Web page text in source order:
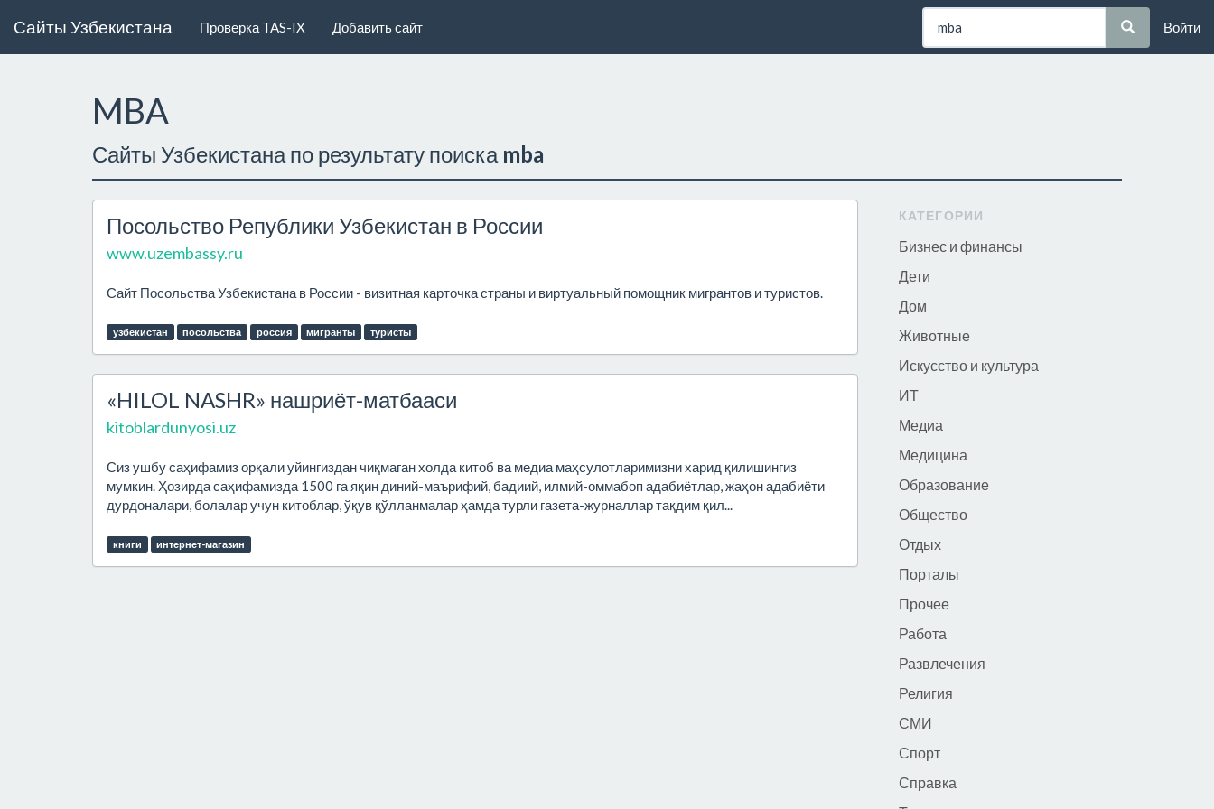
Сайты Узбекистана Проверка TAS-IX Добавить сайт Войти
MBA
Сайты Узбекистана по результату поиска mba
Посольство Републики Узбекистан в России
www.uzembassy.ru
Сайт Посольства Узбекистана в России - визитная карточка страны и виртуальный помощник мигрантов и туристов.
узбекистан посольства россия мигранты туристы
«HILOL NASHR» нашриёт-матбааси
kitoblardunyosi.uz
Сиз ушбу саҳифамиз орқали уйингиздан чиқмаган холда китоб ва медиа маҳсулотларимизни харид қилишингиз
мумкин. Ҳозирда саҳифамизда 1500 га яқин диний-маърифий, бадиий, илмий-оммабоп адабиётлар, жаҳон адабиёти
дурдоналари, болалар учун китоблар, ўқув қўлланмалар ҳамда турли газета-журналлар тақдим қил...
книги интернет-магазин
КАТЕГОРИИ
Бизнес и финансы
Дети
Дом
Животные
Искусство и культура
ИТ
Медиа
Медицина
Образование
Общество
Отдых
Порталы
Прочее
Работа
Развлечения
Религия
СМИ
Спорт
Справка